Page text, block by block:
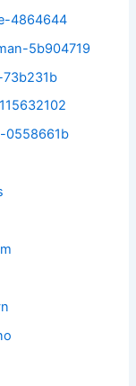
4864644
5b904719
0558661b